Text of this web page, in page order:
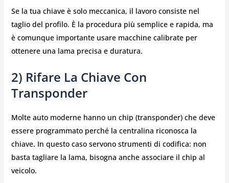
Se la tua chiave è solo meccanica, il lavoro consiste nel
taglio del profilo. È la procedura più semplice e rapida, ma
è comunque importante usare macchine calibrate per
ottenere una lama precisa e duratura.
2) Rifare La Chiave Con
Transponder
Molte auto moderne hanno un chip (transponder) che deve
essere programmato perché la centralina riconosca la
chiave. In questo caso servono strumenti di codifica: non
basta tagliare la lama, bisogna anche associare il chip al
veicolo.